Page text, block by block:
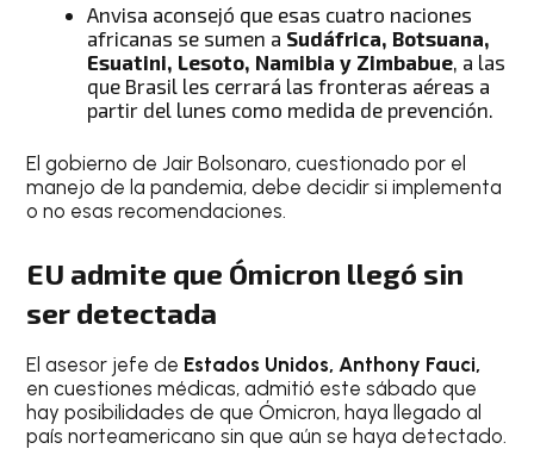
Anvisa aconsejó que esas cuatro naciones
africanas se sumen a Sudáfrica, Botsuana,
Esuatini, Lesoto, Namibia y Zimbabue , a las
que Brasil les cerrará las fronteras aéreas a
partir del lunes como medida de prevención.
El gobierno de Jair Bolsonaro, cuestionado por el
manejo de la pandemia, debe decidir si implementa
o no esas recomendaciones.
EU admite que Ómicron llegó sin
ser detectada
El asesor jefe de Estados Unidos, Anthony Fauci,
en cuestiones médicas, admitió este sábado que
hay posibilidades de que Ómicron, haya llegado al
país norteamericano sin que aún se haya detectado.